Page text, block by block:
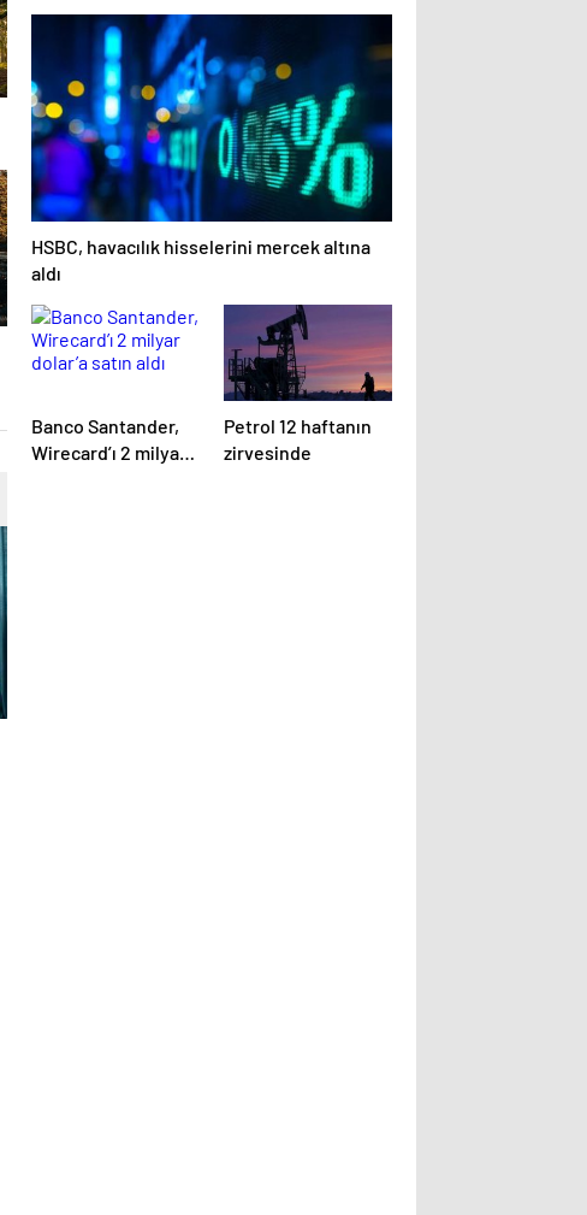
cezası
HSBC, havacılık hisselerini mercek altına
aldı
Banco Santander,
Wirecard’ı 2 milyar
Petrol 12 haftanın
zirvesinde